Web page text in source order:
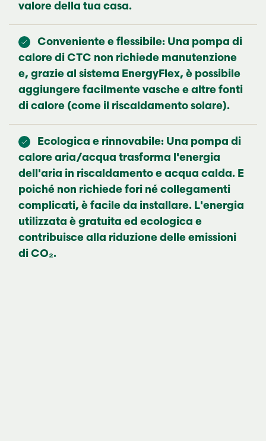
valore della tua casa.
Conveniente e flessibile: Una pompa di
calore di CTC non richiede manutenzione
e, grazie al sistema EnergyFlex, è possibile
aggiungere facilmente vasche e altre fonti
di calore (come il riscaldamento solare).
Ecologica e rinnovabile: Una pompa di
calore aria/acqua trasforma l'energia
dell'aria in riscaldamento e acqua calda. E
poiché non richiede fori né collegamenti
complicati, è facile da installare. L'energia
utilizzata è gratuita ed ecologica e
contribuisce alla riduzione delle emissioni
di CO₂.